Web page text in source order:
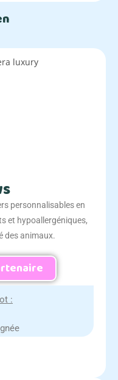
personnalisables en
et hypoallergéniques,
des animaux.
: